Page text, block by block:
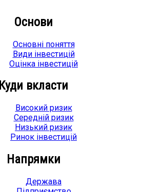
Основи
Основні поняття
Види інвестицій
Оцінка інвестицій
Куди вкласти
Високий ризик
Середній ризик
Низький ризик
Ринок інвестицій
Напрямки
Держава